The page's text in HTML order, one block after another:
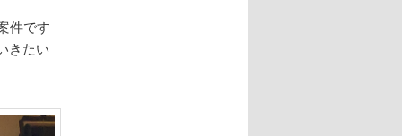
件です
きたい